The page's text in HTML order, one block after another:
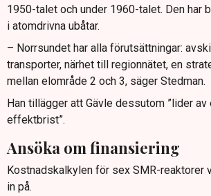
1950-talet och under 1960-talet. Den har
i atomdrivna ubåtar.
– Norrsundet har alla förutsättningar:
transporter, närhet till regionnätet, en
mellan elområde 2 och 3, säger Stedman.
Han tillägger att Gävle dessutom ”lider av
effektbrist”.
Ansöka om finansiering
Kostnadskalkylen för sex SMR-reaktorer
in på.